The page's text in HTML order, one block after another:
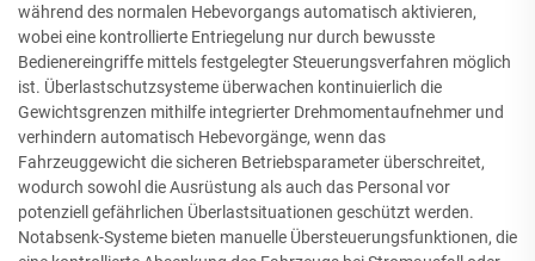
während des normalen Hebevorgangs automatisch aktivieren,
wobei eine kontrollierte Entriegelung nur durch bewusste
Bedienereingriffe mittels festgelegter Steuerungsverfahren möglich
ist. Überlastschutzsysteme überwachen kontinuierlich die
Gewichtsgrenzen mithilfe integrierter Drehmomentaufnehmer und
verhindern automatisch Hebevorgänge, wenn das
Fahrzeuggewicht die sicheren Betriebsparameter überschreitet,
wodurch sowohl die Ausrüstung als auch das Personal vor
potenziell gefährlichen Überlastsituationen geschützt werden.
Notabsenk-Systeme bieten manuelle Übersteuerungsfunktionen, die